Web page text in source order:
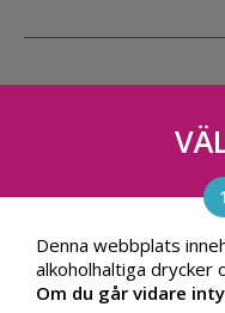
Denna webbplats
alkoholhaltiga drycker
Om du går vidare